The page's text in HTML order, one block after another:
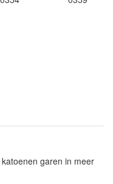
garen in meer